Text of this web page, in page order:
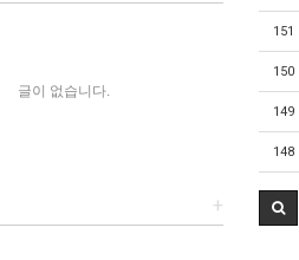
151
150
149
148
글이 없습니다.
+